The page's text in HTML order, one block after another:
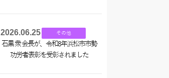
2026.06.25 その他
石黒 衆 会長が、令和8年浜松市市勢
功労者表彰を受彰されました